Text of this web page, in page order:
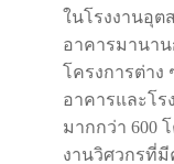
ในโรงงานอุต
อาคารมานาน
โครงการต่าง
อาคารและโร
มากกว่า 600
งานวิศวกรที่